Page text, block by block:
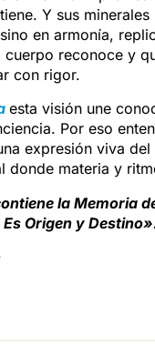
Y sus
en armonía,
cuerpo reconoce y
con rigor.
esta visión une
Por eso
expresión viva del
donde materia y
la Memoria
Origen y